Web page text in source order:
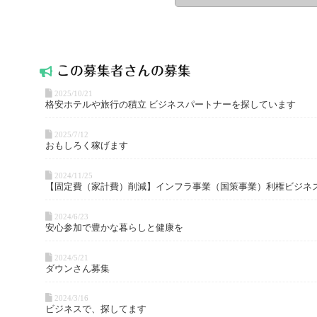
この募集者さんの募集
2025/10/21
格安ホテルや旅行の積立 ビジネスパートナーを探しています
2025/7/12
おもしろく稼げます
2024/11/25
【固定費（家計費）削減】インフラ事業（国策事業）利権ビジネ
2024/6/23
安心参加で豊かな暮らしと健康を
2024/5/21
ダウンさん募集
2024/3/16
ビジネスで、探してます